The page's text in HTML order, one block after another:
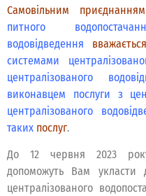
Самовільним приєднанням
питного
водовідведення
системами
централізованого
виконавцем послуги з
централізованого
таких послуг.
До 12 червня 2023 року
допоможуть Вам укласти
централізованого